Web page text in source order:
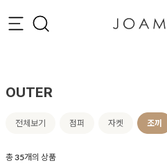
OUTER
전체보기 점퍼 자켓 조끼
총35개의 상품